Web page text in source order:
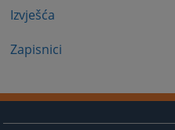
Izvješća
Zapisnici